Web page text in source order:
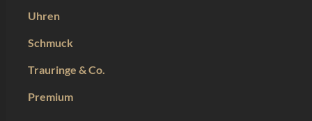
Uhren
Schmuck
Trauringe & Co.
Premium